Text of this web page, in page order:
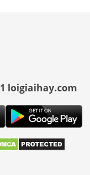
loigiaihay.com